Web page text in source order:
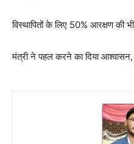
विस्थापितों के लिए 50% आरक्षण की
मंत्री ने पहल करने का दिया आश्वासन,